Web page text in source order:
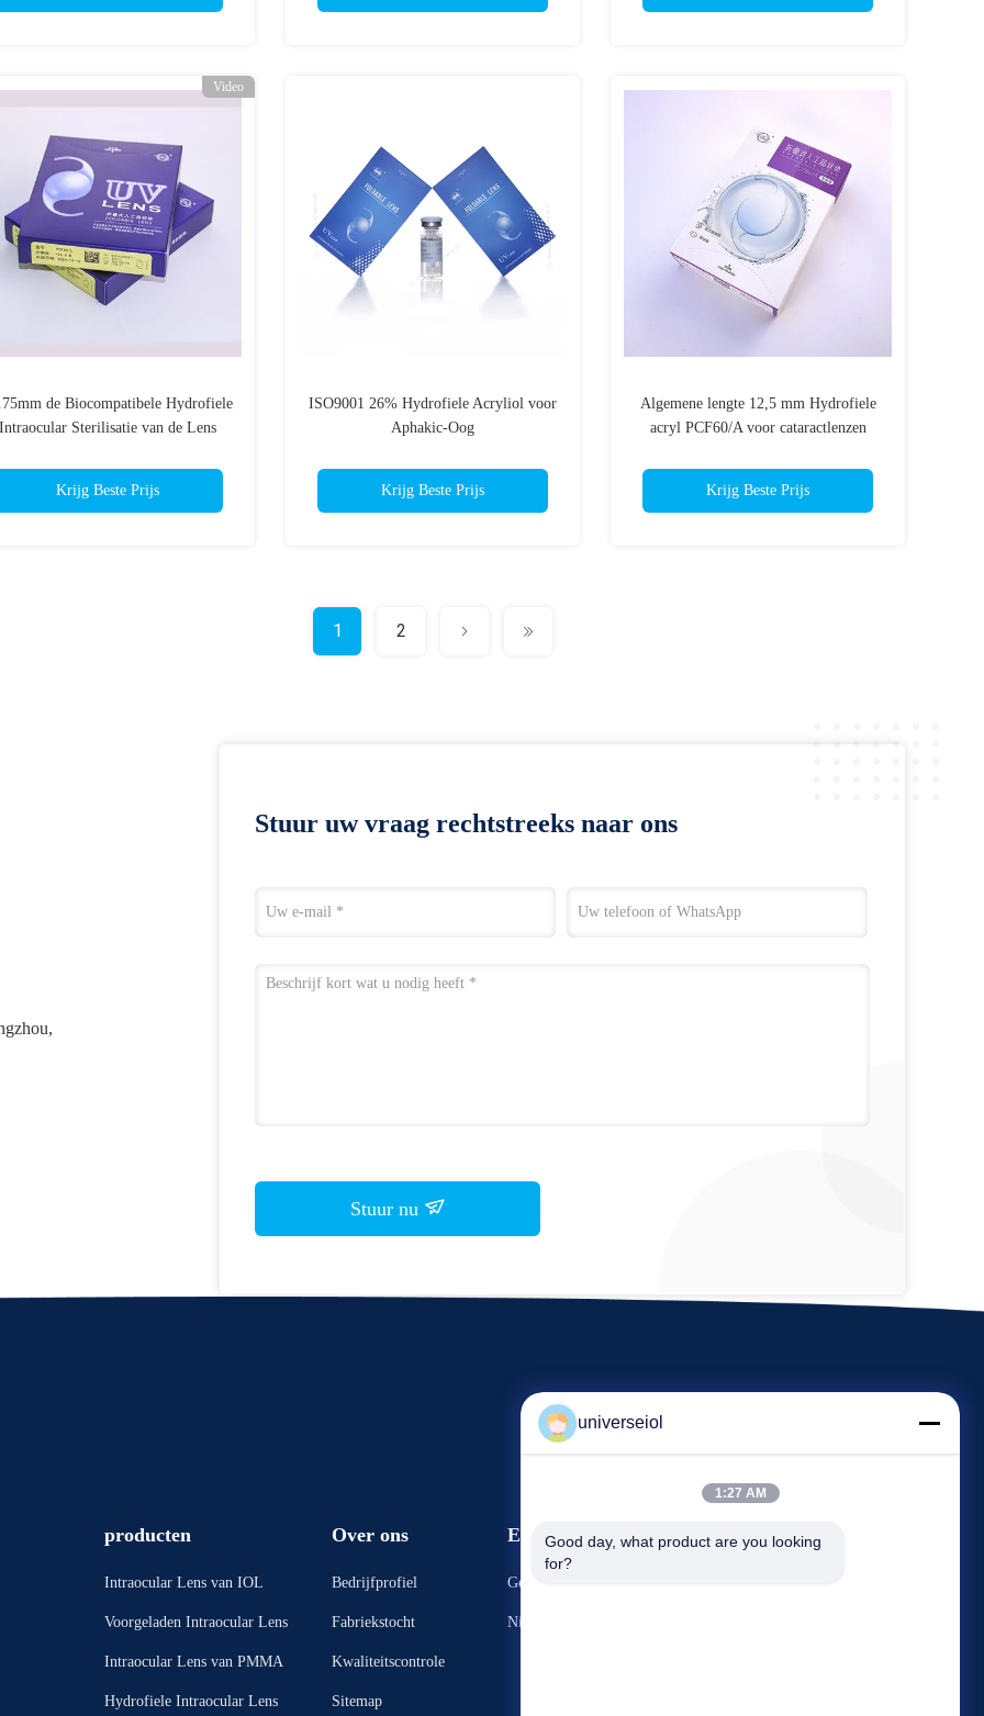
Video
de Biocompatibele Hydrofiele
Intraocular Sterilisatie van de Lens
Krijg Beste Prijs
ISO9001 26% Hydrofiele Acryliol voor
Aphakic-Oog
Krijg Beste Prijs
Algemene lengte 12,5 mm Hydrofiele
acryl PCF60/A voor cataractlenzen
Krijg Beste Prijs
1 2
Stuur uw vraag rechtstreeks naar ons
Stuur nu
producten
Intraocular Lens van IOL
Voorgeladen Intraocular Lens
Intraocular Lens van PMMA
Hydrofiele Intraocular Lens
Over ons
Bedrijfprofiel
Fabriekstocht
Kwaliteitscontrole
Sitemap
Evenementen
Gevallen
Nieuws
Verzoek Een Citaat
universeiol
1:27 AM
Good day, what product are you looking
for?